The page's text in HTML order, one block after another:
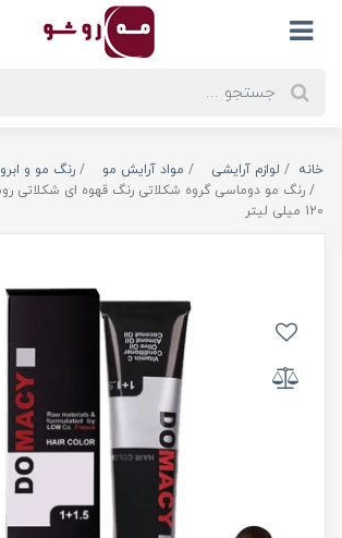
خانه لوازم آرایشی مواد آرایش مو
رنگ مو و ابرو
120 میلی لیتر